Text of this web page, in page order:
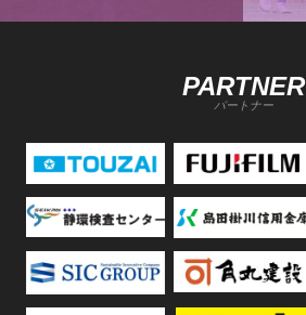
PARTNER
パートナー